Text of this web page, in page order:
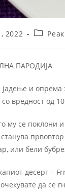
2022
ПАРОДИЈА
и опрема
вредност од
му се поклони
или бели
десерт –
да се